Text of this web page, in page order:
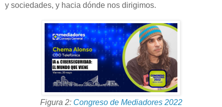
y sociedades, y hacia dónde nos dirigimos.
Figura 2: Congreso de Mediadores 2022